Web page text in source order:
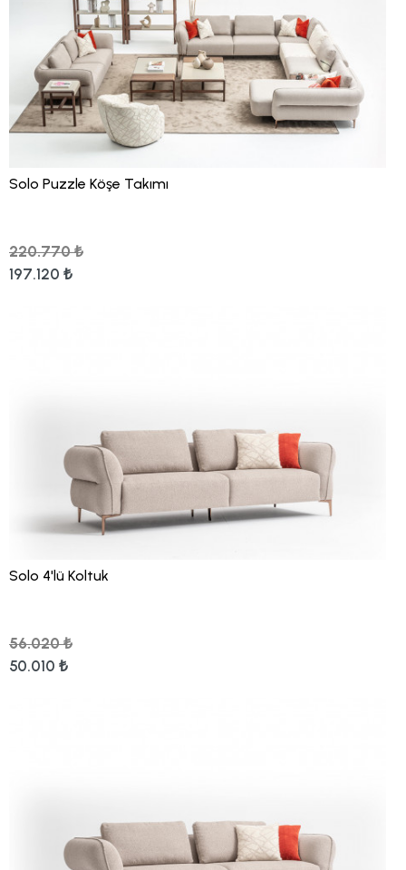
Solo Puzzle Köşe Takımı
220.770 ₺
197.120 ₺
Solo 4'lü Koltuk
56.020 ₺
50.010 ₺